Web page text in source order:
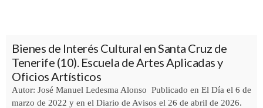
Bienes de Interés Cultural en Santa Cruz de
Tenerife (10). Escuela de Artes Aplicadas y
Oficios Artísticos
Autor: José Manuel Ledesma Alonso Publicado en El Día el 6 de
marzo de 2022 y en el Diario de Avisos el 26 de abril de 2026.